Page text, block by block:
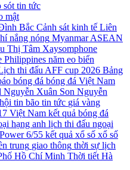
sót tin tức
mật
Bắc Cảnh sát kinh tế Liên
nắng nóng Myanmar ASEAN
Thị Tâm Xaysomphone
Philippines năm eo biển
thi đấu AFF cup 2026 Bảng
bóng đá bóng đá Việt Nam
Nguyễn Xuân Son Nguyễn
tin bão tin tức giá vàng
Việt Nam kết quả bóng đá
hạng anh lịch thi đấu ngoại
6/55 kết quả xổ số xổ số
trung giao thông thời sự lịch
Hồ Chí Minh Thời tiết Hà